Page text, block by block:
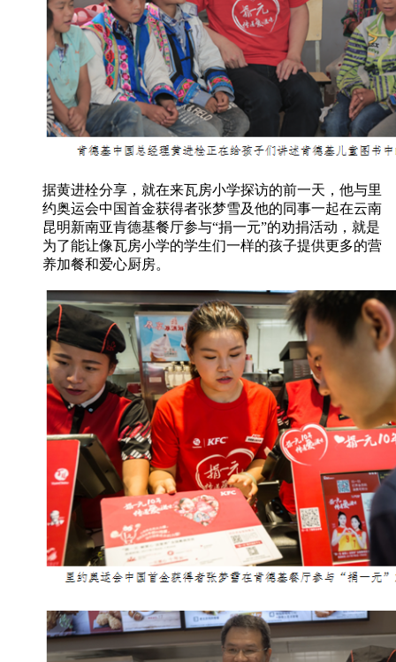
据黄进栓分享，就在来瓦房小学探访的前一天，他与里
约奥运会中国首金获得者张梦雪及他的同事一起在云南
昆明新南亚肯德基餐厅参与“捐一元”的劝捐活动，就是
为了能让像瓦房小学的学生们一样的孩子提供更多的营
养加餐和爱心厨房。